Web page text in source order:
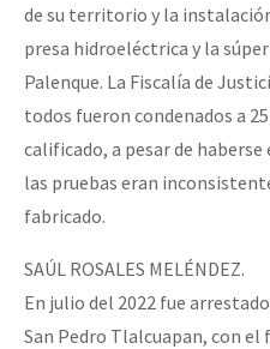
de su territorio y la
presa hidroeléctrica y la
Palenque. La Fiscalía de
todos fueron condenados a
calificado, a pesar de
las pruebas eran
fabricado.
SAÚL ROSALES MELÉNDEZ.
En julio del 2022 fue
San Pedro Tlalcuapan, con el